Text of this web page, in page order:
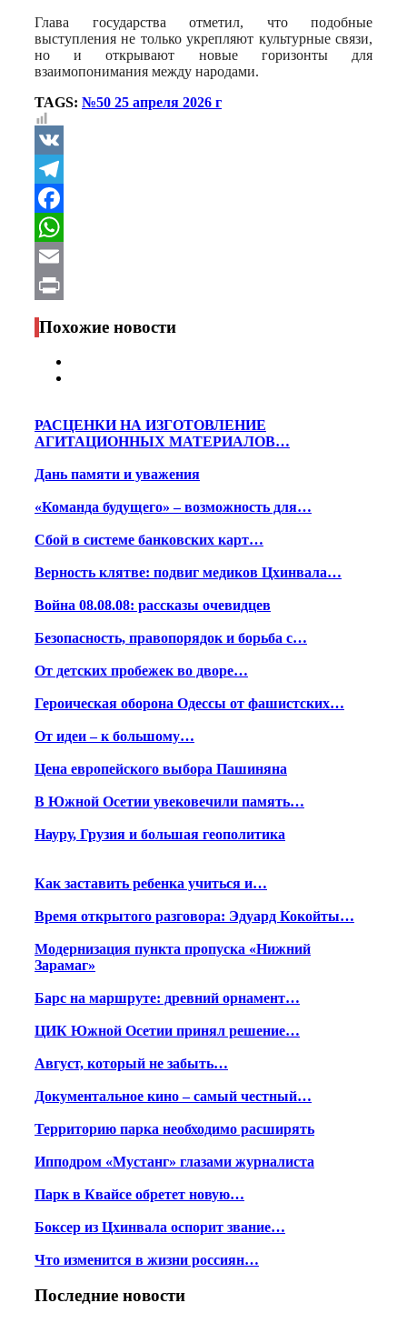
Глава государства отметил, что подобные
выступления не только укрепляют культурные связи,
но и открывают новые горизонты для
взаимопонимания между народами.
TAGS: №50 25 апреля 2026 г
VK
Telegram
Facebook
WhatsApp
Email
Print
Похожие новости
РАСЦЕНКИ НА ИЗГОТОВЛЕНИЕ
АГИТАЦИОННЫХ МАТЕРИАЛОВ…
Дань памяти и уважения
«Команда будущего» – возможность для…
Сбой в системе банковских карт…
Верность клятве: подвиг медиков Цхинвала…
Война 08.08.08: рассказы очевидцев
Безопасность, правопорядок и борьба с…
От детских пробежек во дворе…
Героическая оборона Одессы от фашистских…
От идеи – к большому…
Цена европейского выбора Пашиняна
В Южной Осетии увековечили память…
Науру, Грузия и большая геополитика
Как заставить ребенка учиться и…
Время открытого разговора: Эдуард Кокойты…
Модернизация пункта пропуска «Нижний
Зарамаг»
Барс на маршруте: древний орнамент…
ЦИК Южной Осетии принял решение…
Август, который не забыть…
Документальное кино – самый честный…
Территорию парка необходимо расширять
Ипподром «Мустанг» глазами журналиста
Парк в Квайсе обретет новую…
Боксер из Цхинвала оспорит звание…
Что изменится в жизни россиян…
Последние новости